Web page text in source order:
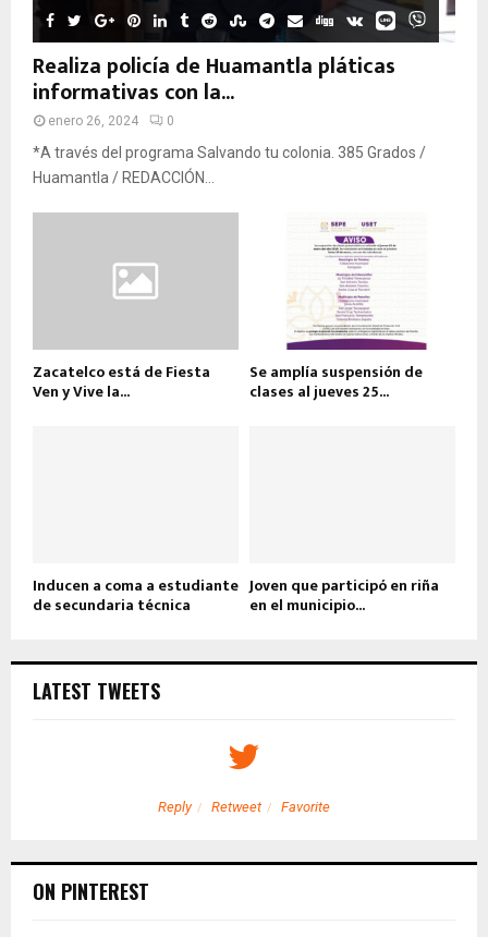
Realiza policía de Huamantla pláticas
informativas con la...
enero 26, 2024 0
*A través del programa Salvando tu colonia. 385 Grados /
Huamantla / REDACCIÓN...
Zacatelco está de Fiesta
Ven y Vive la...
Se amplía suspensión de
clases al jueves 25...
Inducen a coma a estudiante
de secundaria técnica
Joven que participó en riña
en el municipio...
LATEST TWEETS
Reply Retweet Favorite
ON PINTEREST